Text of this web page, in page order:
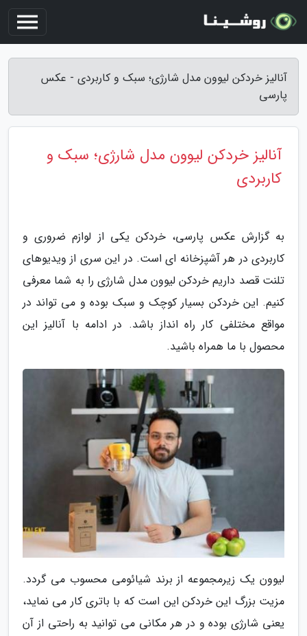
آنالیز خردکن لیوون مدل شارژی؛ سبک و کاربردی - عکس
پارسی
آنالیز خردکن لیوون مدل شارژی؛ سبک و
کاربردی
به گزارش عکس پارسی، خردکن یکی از لوازم ضروری و
کاربردی در هر آشپزخانه ای است. در این سری از ویدیوهای
تلنت قصد داریم خردکن لیوون مدل شارژی را به شما معرفی
کنیم. این خردکن بسیار کوچک و سبک بوده و می تواند در
مواقع مختلفی کار راه انداز باشد. در ادامه با آنالیز این
محصول با ما همراه باشید.
لیوون یک زیرمجموعه از برند شیائومی محسوب می گردد.
مزیت بزرگ این خردکن این است که با باتری کار می نماید،
یعنی شارژی بوده و در هر مکانی می توانید به راحتی از آن